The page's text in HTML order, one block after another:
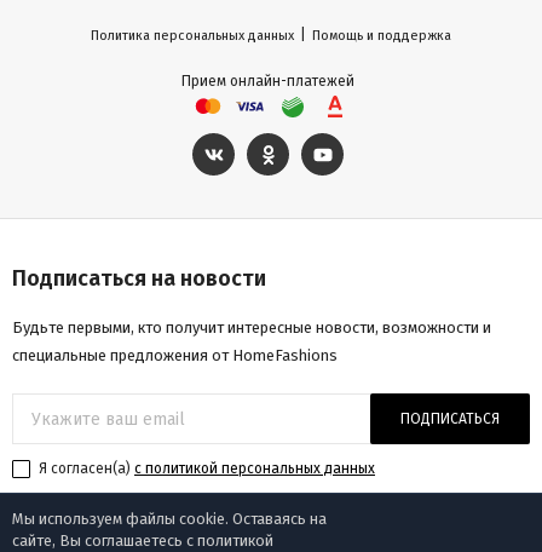
Политика персональных данных Помощь и поддержка
Прием онлайн-платежей
Подписаться на новости
Будьте первыми, кто получит интересные новости, возможности и
специальные предложения от HomeFashions
ПОДПИСАТЬСЯ
Я согласен(a) с политикой персональных данных
Мы используем файлы cookie. Оставаясь на
сайте, Вы соглашаетесь с политикой